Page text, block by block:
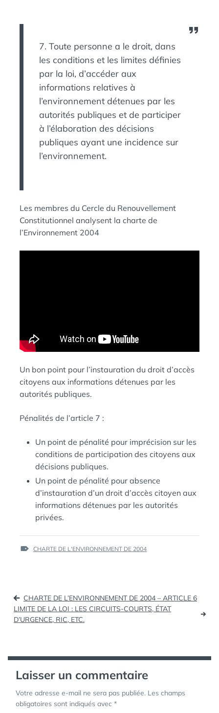
7. Toute personne a le droit, dans
les conditions et les limites définies
par la loi, d’accéder aux
informations relatives à
l’environnement détenues par les
autorités publiques et de participer
à l’élaboration des décisions
publiques ayant une incidence sur
l’environnement.
Les membres du Cercle du Renouvellement
Constitutionnel analysent la charte de
l’Environnement 2004
Un bon point pour l’instauration du droit d’accès
citoyens aux informations détenues par les
autorités publiques.
Pénalités de l’article 7 :
Un point de pénalité pour imprécision sur les
conditions de participation des citoyens aux
décisions publiques.
Un point de pénalité pour absence
d’instauration d’un droit d’accès citoyen aux
informations détenues par les autorités
privées.
ÉTIQUETTES :
CHARTE DE L'ENVIRONNEMENT DE 2004
Navigation
de
l’article
CHARTE DE L’ENVIRONNEMENT DE 2004 – ARTICLE 6
LIMITE DE LA LOI : LES CIRCUITS-COURTS, ÉTAT
D’URGENCE, RIC, ETC.
Laisser un commentaire
Votre adresse e-mail ne sera pas publiée. Les champs
obligatoires sont indiqués avec *